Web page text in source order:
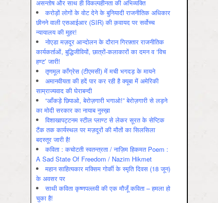
असन्‍तोष और साथ ही विकल्‍पहीनता की अभिव्‍यक्ति
करोड़ों लोगों के वोट देने के बुनियादी राजनीतिक अधिकार
छीनने वाली एसआईआर (SIR) की क़वायद पर सर्वोच्च
न्यायालय की मुहर!
नोएडा मज़दूर आन्दोलन के दौरान गिरफ़्तार राजनीतिक
कार्यकर्ताओं, बुद्धिजीवियों, छात्रों-कलाकारों का दमन व ‘विच
हण्ट’ जारी!
तृणमूल काँग्रेस (टीएमसी) में मची भगदड़ के मायने
अमानवीयता की हदें पार कर रही है क्यूबा में अमेरिकी
साम्राज्यवाद की घेराबन्दी
“आँकड़े छिपाओ, बेरोज़गारी भगाओ!” बेरोज़गारी से लड़ने
का मोदी सरकार का नायाब नुस्ख़ा
विशाखापट्टनम स्टील प्लाण्ट से लेकर सूरत के सेप्टिक
टैंक तक कार्यस्थल पर मज़दूरों की मौतों का सिलसिला
बदस्तूर जारी है!
कविता : कचोटती स्वतन्त्रता / नाज़िम हिकमत Poem :
A Sad State Of Freedom / Nazim Hikmet
महान साहित्यकार मक्सिम गोर्की के स्मृति दिवस (18 जून)
के अवसर पर
साथी कविता कृष्णपल्लवी की एक मौजूँ कविता – हमला हो
चुका है!